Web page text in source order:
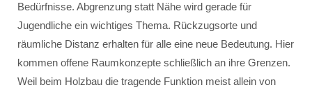
Bedürfnisse. Abgrenzung statt Nähe wird gerade für
Jugendliche ein wichtiges Thema. Rückzugsorte und
räumliche Distanz erhalten für alle eine neue Bedeutung. Hier
kommen offene Raumkonzepte schließlich an ihre Grenzen.
Weil beim Holzbau die tragende Funktion meist allein von